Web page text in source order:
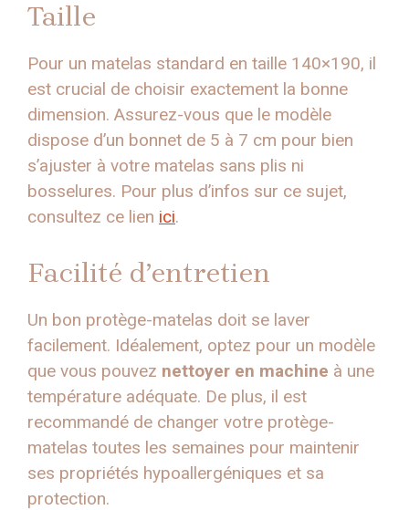
Taille
Pour un matelas standard en taille 140×190, il
est crucial de choisir exactement la bonne
dimension. Assurez-vous que le modèle
dispose d’un bonnet de 5 à 7 cm pour bien
s’ajuster à votre matelas sans plis ni
bosselures. Pour plus d’infos sur ce sujet,
consultez ce lien ici.
Facilité d’entretien
Un bon protège-matelas doit se laver
facilement. Idéalement, optez pour un modèle
que vous pouvez nettoyer en machine à une
température adéquate. De plus, il est
recommandé de changer votre protège-
matelas toutes les semaines pour maintenir
ses propriétés hypoallergéniques et sa
protection.